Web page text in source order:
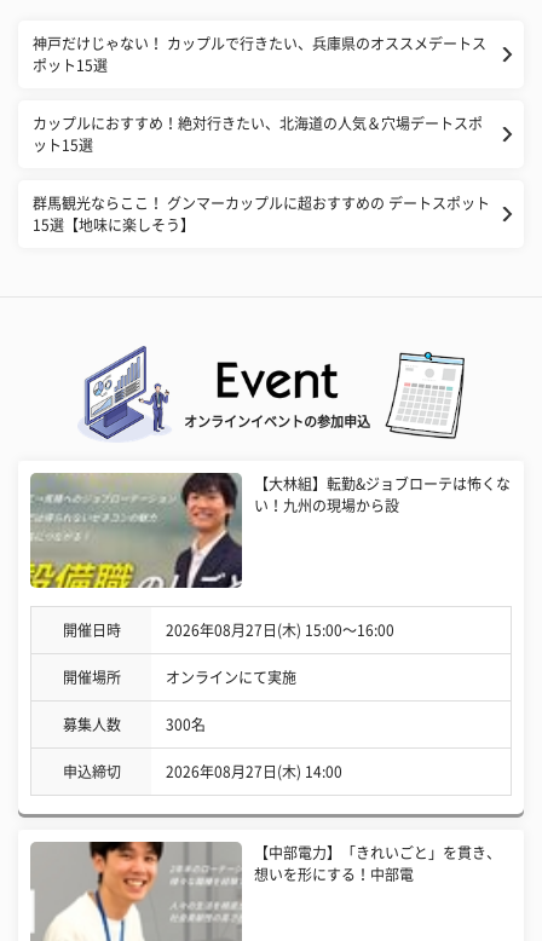
神戸だけじゃない！ カップルで行きたい、兵庫県のオススメデートス
ポット15選
カップルにおすすめ！絶対行きたい、北海道の人気＆穴場デートスポ
ット15選
群馬観光ならここ！ グンマーカップルに超おすすめの デートスポット
15選【地味に楽しそう】
オンラインイベントの参加申込
【大林組】転勤&ジョブローテは怖くな
い！九州の現場から設
開催日時 2026年08月27日(木) 15:00〜16:00
開催場所 オンラインにて実施
募集人数 300名
申込締切 2026年08月27日(木) 14:00
【中部電力】「きれいごと」を貫き、
想いを形にする！中部電